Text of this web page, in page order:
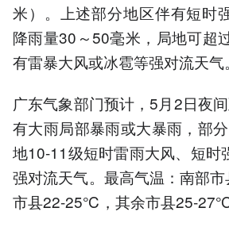
米）。上述部分地区伴有短时
降雨量30～50毫米，局地可超
有雷暴大风或冰雹等强对流天气。
广东气象部门预计，5月2日夜
有大雨局部暴雨或大暴雨，部
地10-11级短时雷雨大风、短时
强对流天气。最高气温：南部
市县22-25℃，其余市县25-27℃